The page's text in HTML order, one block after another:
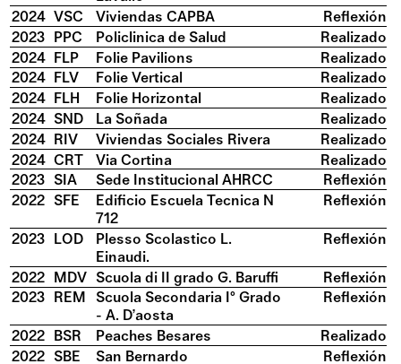
2024 VSC Viviendas CAPBA
Reflexión
2023 PPC Policlinica de Salud
Realizado
2024 FLP Folie Pavilions
Realizado
2024 FLV Folie Vertical
Realizado
2024 FLH Folie Horizontal
Realizado
2024 SND La Soñada
Realizado
2024 RIV Viviendas Sociales Rivera
Realizado
2024 CRT Via Cortina
Realizado
2023 SIA Sede Institucional AHRCC
Reflexión
2022 SFE
Edificio Escuela Tecnica N
712
Reflexión
2023 LOD
Plesso Scolastico L.
Einaudi.
Reflexión
2022 MDV Scuola di II grado G. Baruffi
Reflexión
2023 REM
Scuola Secondaria I° Grado
- A. D’aosta
Reflexión
2022 BSR Peaches Besares
Realizado
2022 SBE San Bernardo
Reflexión